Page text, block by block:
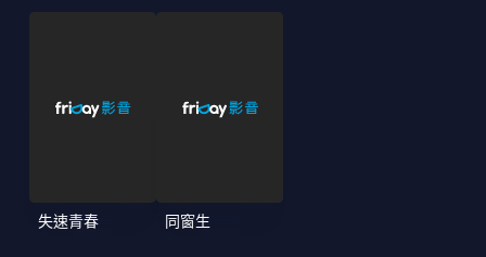
失速青春 同窗生